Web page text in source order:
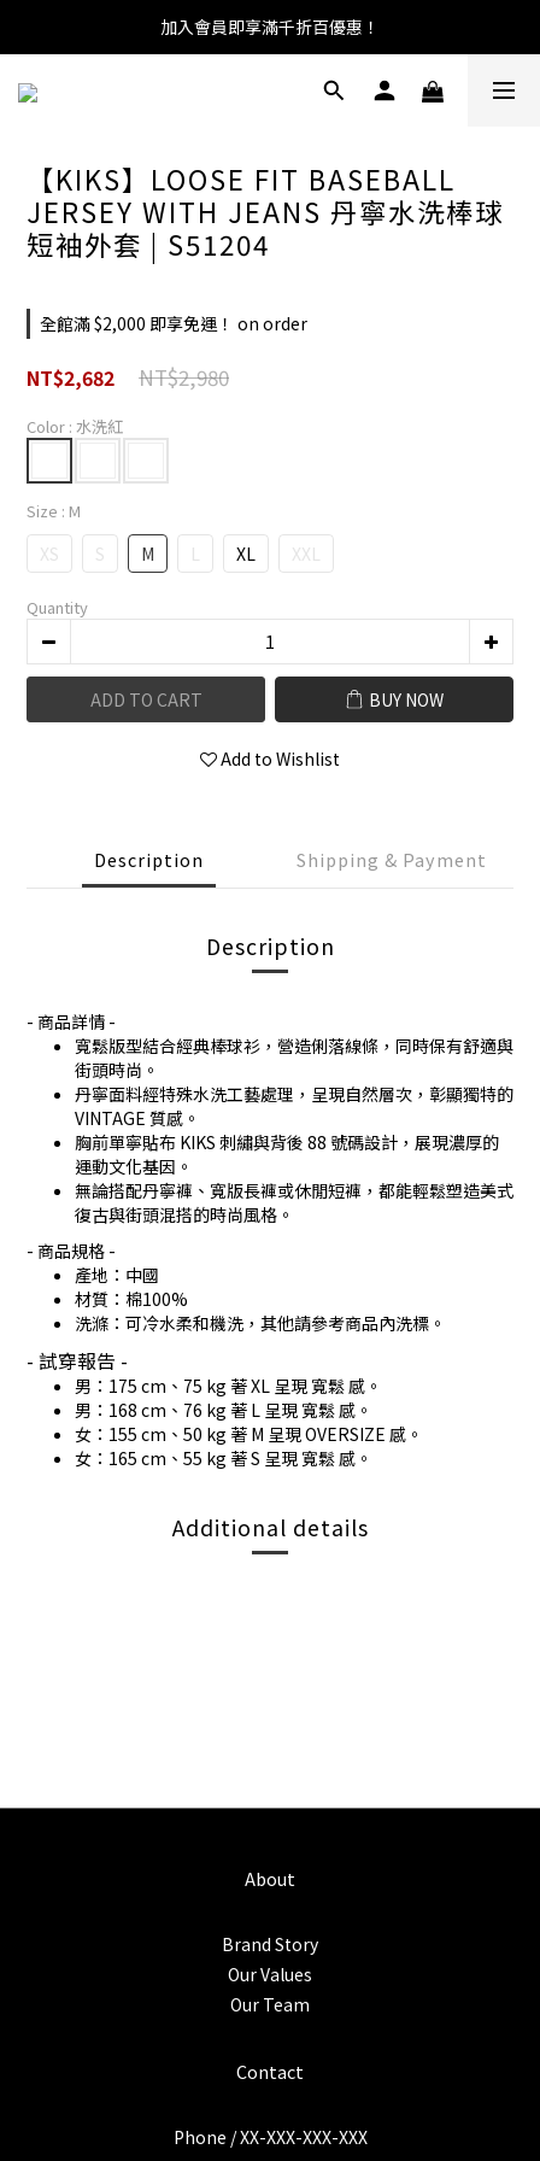
加入會員即享滿千折百優惠！
【KIKS】LOOSE FIT BASEBALL
JERSEY WITH JEANS 丹寧水洗棒球
短袖外套 | S51204
全館滿 $2,000 即享免運！ on order
NT$2,682 NT$2,980
Color : 水洗紅
Size : M
XS S M L XL XXL
Quantity
ADD TO CART BUY NOW
Add to Wishlist
Description Shipping & Payment
Description
- 商品詳情 -
寬鬆版型結合經典棒球衫，營造俐落線條，同時保有舒適與
街頭時尚。
丹寧面料經特殊水洗工藝處理，呈現自然層次，彰顯獨特的
VINTAGE 質感。
胸前單寧貼布 KIKS 刺繡與背後 88 號碼設計，展現濃厚的
運動文化基因。
無論搭配丹寧褲、寬版長褲或休閒短褲，都能輕鬆塑造美式
復古與街頭混搭的時尚風格。
- 商品規格 -
產地：中國
材質：棉100%
洗滌：可冷水柔和機洗，其他請參考商品內洗標。
- 試穿報告 -
男：175 cm、75 kg 著 XL 呈現 寬鬆 感。
男：168 cm、76 kg 著 L 呈現 寬鬆 感。
女：155 cm、50 kg 著 M 呈現 OVERSIZE 感。
女：165 cm、55 kg 著 S 呈現 寬鬆 感。
Additional details
About
Brand Story
Our Values
Our Team
Contact
Phone / XX-XXX-XXX-XXX